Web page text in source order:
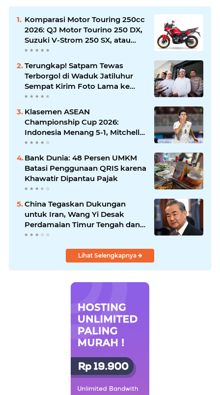
Komparasi Motor Touring 250cc
2026: QJ Motor Tourino 250 DX,
Suzuki V-Strom 250 SX, atau
Kawasaki Versys-X 250?
Terungkap! Satpam Tewas
Terborgol di Waduk Jatiluhur
Sempat Kirim Foto Lama ke
Istri, Dedi Mulyadi Soroti
Kejanggalan
Klasemen ASEAN
Championship Cup 2026:
Indonesia Menang 5-1, Mitchell
Baker Hattrick dan Puncaki Top
Skor
Bank Dunia: 48 Persen UMKM
Batasi Penggunaan QRIS karena
Khawatir Dipantau Pajak
China Tegaskan Dukungan
untuk Iran, Wang Yi Desak
Perdamaian Timur Tengah dan
Soroti Ketegangan dengan AS
Lihat Selengkapnya